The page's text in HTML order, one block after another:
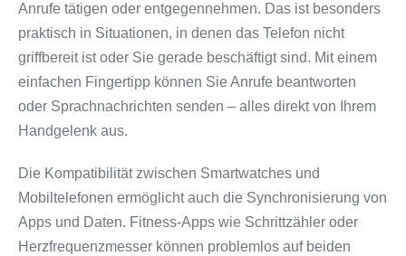
Anrufe tätigen oder entgegennehmen. Das ist besonders
praktisch in Situationen, in denen das Telefon nicht
griffbereit ist oder Sie gerade beschäftigt sind. Mit einem
einfachen Fingertipp können Sie Anrufe beantworten
oder Sprachnachrichten senden – alles direkt von Ihrem
Handgelenk aus.
Die Kompatibilität zwischen Smartwatches und
Mobiltelefonen ermöglicht auch die Synchronisierung von
Apps und Daten. Fitness-Apps wie Schrittzähler oder
Herzfrequenzmesser können problemlos auf beiden